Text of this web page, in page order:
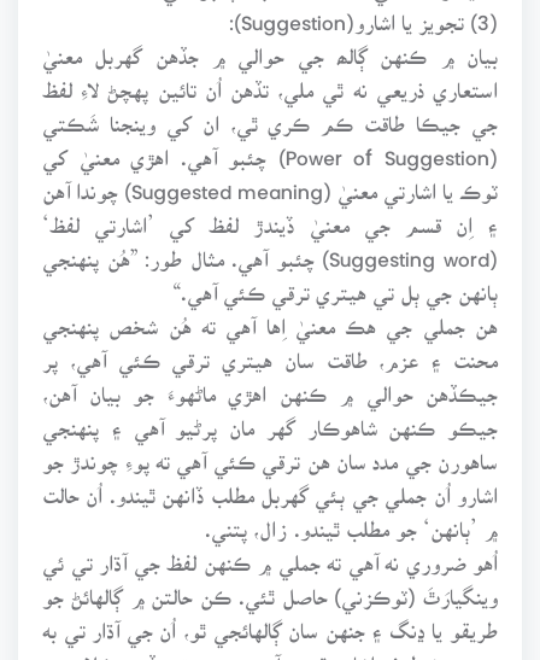
(3) تجويز يا اشارو(Suggestion):
بيان ۾ ڪنهن ڳالھ جي حوالي ۾ جڏهن گهربل معنيٰ
استعاري ذريعي نه ٿي ملي، تڏهن اُن تائين پهچڻ لاءِ لفظ
جي جيڪا طاقت ڪم ڪري ٿي، ان کي وينجنا شَڪتي
(Power of Suggestion) چئبو آهي. اهڙي معنيٰ کي
ٽوڪ يا اشارتي معنيٰ (Suggested meaning) چوندا آهن
۽ اِن قسم جي معنيٰ ڏيندڙ لفظ کي ’اشارتي لفظ‘
(Suggesting word) چئبو آهي. مثال طور: ”هُن پنهنجي
ٻانهن جي ٻل تي هيتري ترقي ڪئي آهي.“
هن جملي جي هڪ معنيٰ اِها آهي ته هُن شخص پنهنجي
محنت ۽ عزم، طاقت سان هيتري ترقي ڪئي آهي، پر
جيڪڏهن حوالي ۾ ڪنهن اهڙي ماڻهوءَ جو بيان آهن،
جيڪو ڪنهن شاهوڪار گهر مان پرڻيو آهي ۽ پنهنجي
ساهورن جي مدد سان هن ترقي ڪئي آهي ته پوءِ چوندڙ جو
اشارو اُن جملي جي ٻئي گهربل مطلب ڏانهن ٿيندو. اُن حالت
۾ ’ٻانهن‘ جو مطلب ٿيندو. زال، پتني.
اُهو ضروري نه آهي ته جملي ۾ ڪنهن لفظ جي آڌار تي ئي
وينگيارَٿَ (ٽوڪزني) حاصل ٿئي. ڪن حالتن ۾ ڳالهائڻ جو
طريقو يا ڍنگ ۽ جنهن سان ڳالهائجي ٿو، اُن جي آڌار تي به
ٻي معنيٰ طرف اشارو ٿيندو آهي. جيئن ته جڏهن ڪلاس ۾